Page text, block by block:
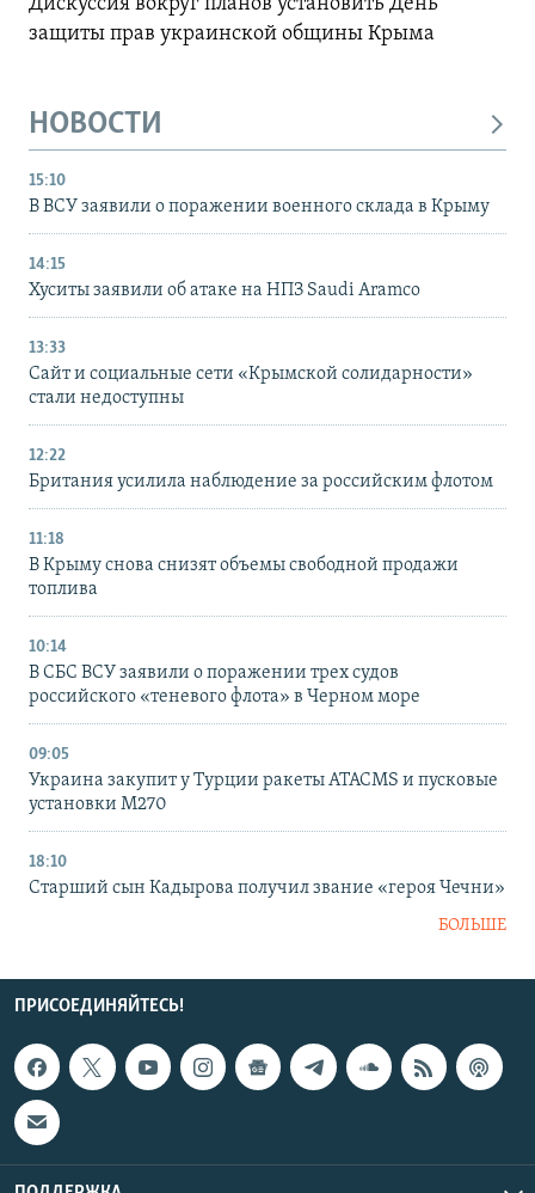
защиты прав украинской общины Крыма
НОВОСТИ
15:10
В ВСУ заявили о поражении военного склада в Крыму
14:15
Хуситы заявили об атаке на НПЗ Saudi Aramco
13:33
Сайт и социальные сети «Крымской солидарности»
стали недоступны
12:22
Британия усилила наблюдение за российским флотом
11:18
В Крыму снова снизят объемы свободной продажи
топлива
10:14
В СБС ВСУ заявили о поражении трех судов
российского «теневого флота» в Черном море
09:05
Украина закупит у Турции ракеты ATACMS и пусковые
установки M270
18:10
Старший сын Кадырова получил звание «героя Чечни»
БОЛЬШЕ
ПРИСОЕДИНЯЙТЕСЬ!